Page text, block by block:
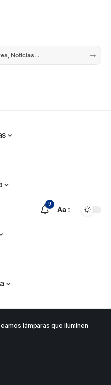
9
Aa
lámparas que iluminen